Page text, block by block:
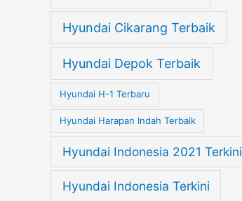
Hyundai Cikarang Terbaik
Hyundai Depok Terbaik
Hyundai H-1 Terbaru
Hyundai Harapan Indah Terbaik
Hyundai Indonesia 2021 Terkini
Hyundai Indonesia Terkini